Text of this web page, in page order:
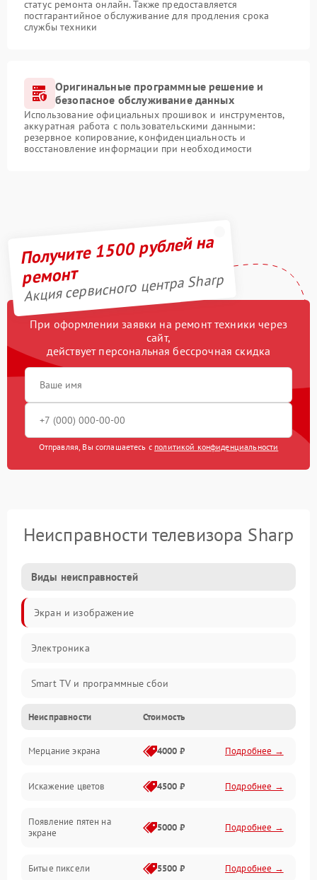
статус ремонта онлайн. Также предоставляется
постгарантийное обслуживание для продления срока
службы техники
Оригинальные программные решение и
безопасное обслуживание данных
Использование официальных прошивок и инструментов,
аккуратная работа с пользовательскими данными:
резервное копирование, конфиденциальность и
восстановление информации при необходимости
Получите 1500 рублей на
ремонт
Акция сервисного центра Sharp
При оформлении заявки на ремонт техники через
сайт,
действует персональная бессрочная скидка
Отправляя, Вы соглашаетесь с политикой конфиденциальности
Неисправности телевизора Sharp
Виды неисправностей
Экран и изображение
Электроника
Smart TV и программные сбои
Питание и запуск
Подсветка и LED-модули
Звук и аудиосистема
Сигнал и приём каналов
Неисправности Стоимость
Мерцание экрана 4000 ₽ Подробнее →
Искажение цветов 4500 ₽ Подробнее →
Появление пятен на
экране
5000 ₽ Подробнее →
Битые пиксели 5500 ₽ Подробнее →